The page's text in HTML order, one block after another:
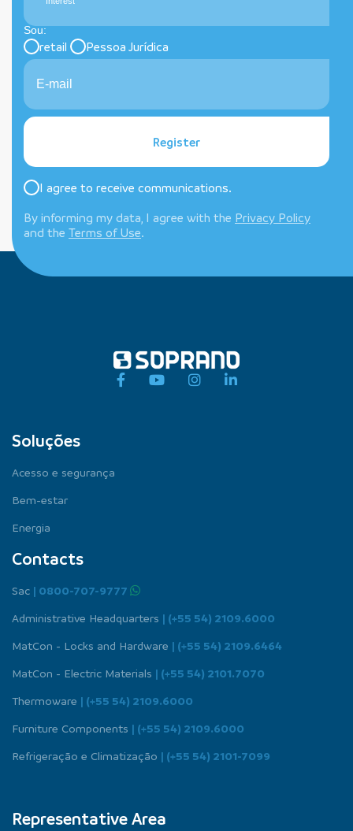
Sou:
retail Pessoa Jurídica
Register
I agree to receive communications.
By informing my data, I agree with the Privacy Policy
and the Terms of Use.
Soluções
Acesso e segurança
Bem-estar
Energia
Contacts
Sac | 0800-707-9777
Administrative Headquarters | (+55 54) 2109.6000
MatCon - Locks and Hardware | (+55 54) 2109.6464
MatCon - Electric Materials | (+55 54) 2101.7070
Thermoware | (+55 54) 2109.6000
Furniture Components | (+55 54) 2109.6000
Refrigeração e Climatização | (+55 54) 2101-7099
Representative Area